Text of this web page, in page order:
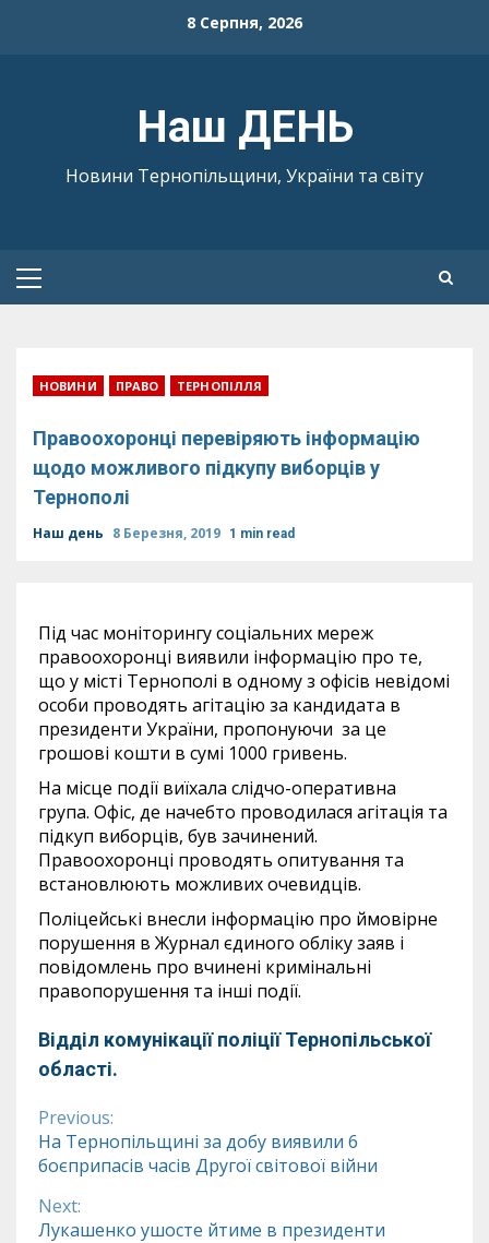
8 Серпня, 2026
Наш ДЕНЬ
Новини Тернопільщини, України та світу
Primary
НОВИНИ ПРАВО ТЕРНОПІЛЛЯ
Правоохоронці перевіряють інформацію
щодо можливого підкупу виборців у
Тернополі
Наш день 8 Березня, 2019 1 min read
Під час моніторингу соціальних мереж
правоохоронці виявили інформацію про те,
що у місті Тернополі в одному з офісів невідомі
особи проводять агітацію за кандидата в
президенти України, пропонуючи за це
грошові кошти в сумі 1000 гривень.
На місце події виїхала слідчо-оперативна
група. Офіс, де начебто проводилася агітація та
підкуп виборців, був зачинений.
Правоохоронці проводять опитування та
встановлюють можливих очевидців.
Поліцейські внесли інформацію про ймовірне
порушення в Журнал єдиного обліку заяв і
повідомлень про вчинені кримінальні
правопорушення та інші події.
Відділ комунікації поліції Тернопільської
області.
Continue
Reading
Previous:
На Тернопільщині за добу виявили 6
боєприпасів часів Другої світової війни
Next:
Лукашенко ушосте йтиме в президенти